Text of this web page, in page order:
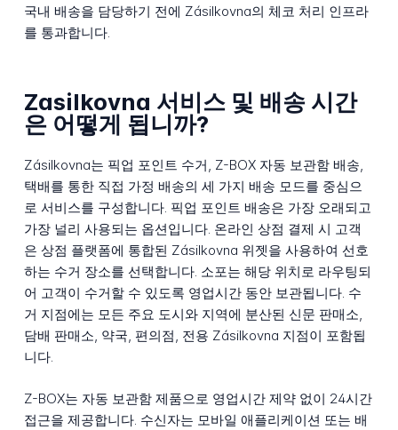
국내 배송을 담당하기 전에 Zásilkovna의 체코 처리 인프라
를 통과합니다.
Zasilkovna 서비스 및 배송 시간
은 어떻게 됩니까?
Zásilkovna는 픽업 포인트 수거, Z-BOX 자동 보관함 배송,
택배를 통한 직접 가정 배송의 세 가지 배송 모드를 중심으
로 서비스를 구성합니다. 픽업 포인트 배송은 가장 오래되고
가장 널리 사용되는 옵션입니다. 온라인 상점 결제 시 고객
은 상점 플랫폼에 통합된 Zásilkovna 위젯을 사용하여 선호
하는 수거 장소를 선택합니다. 소포는 해당 위치로 라우팅되
어 고객이 수거할 수 있도록 영업시간 동안 보관됩니다. 수
거 지점에는 모든 주요 도시와 지역에 분산된 신문 판매소,
담배 판매소, 약국, 편의점, 전용 Zásilkovna 지점이 포함됩
니다.
Z-BOX는 자동 보관함 제품으로 영업시간 제약 없이 24시간
접근을 제공합니다. 수신자는 모바일 애플리케이션 또는 배